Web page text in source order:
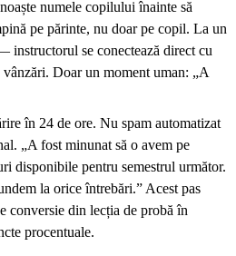
numele copilului înainte să
pe părinte, nu doar pe copil. La un
se conectează direct cu
Doar un moment uman: „A
în 24 de ore. Nu spam automatizat
„A fost minunat să o avem pe
disponibile pentru semestrul următor.
la orice întrebări.” Acest pas
conversie din lecția de probă în
procentuale.